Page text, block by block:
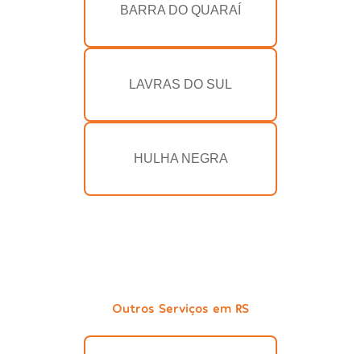
BARRA DO QUARAÍ
LAVRAS DO SUL
HULHA NEGRA
Outros Serviços em RS